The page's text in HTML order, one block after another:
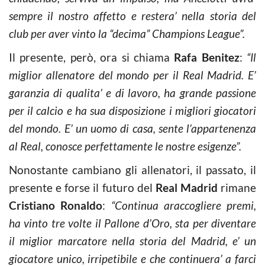
sempre il nostro affetto e restera’ nella storia del
club per aver vinto la “decima” Champions League”.
Il presente, però, ora si chiama Rafa Benitez: “Il
miglior allenatore del mondo per il Real Madrid. E’
garanzia di qualita’ e di lavoro, ha grande passione
per il calcio e ha sua disposizione i migliori giocatori
del mondo. E’ un uomo di casa, sente l’appartenenza
al Real, conosce perfettamente le nostre esigenze”.
Nonostante cambiano gli allenatori, il passato, il
presente e forse il futuro del Real Madrid rimane
Cristiano Ronaldo: “Continua araccogliere premi,
ha vinto tre volte il Pallone d’Oro, sta per diventare
il miglior marcatore nella storia del Madrid, e’ un
giocatore unico, irripetibile e che continuera’ a farci